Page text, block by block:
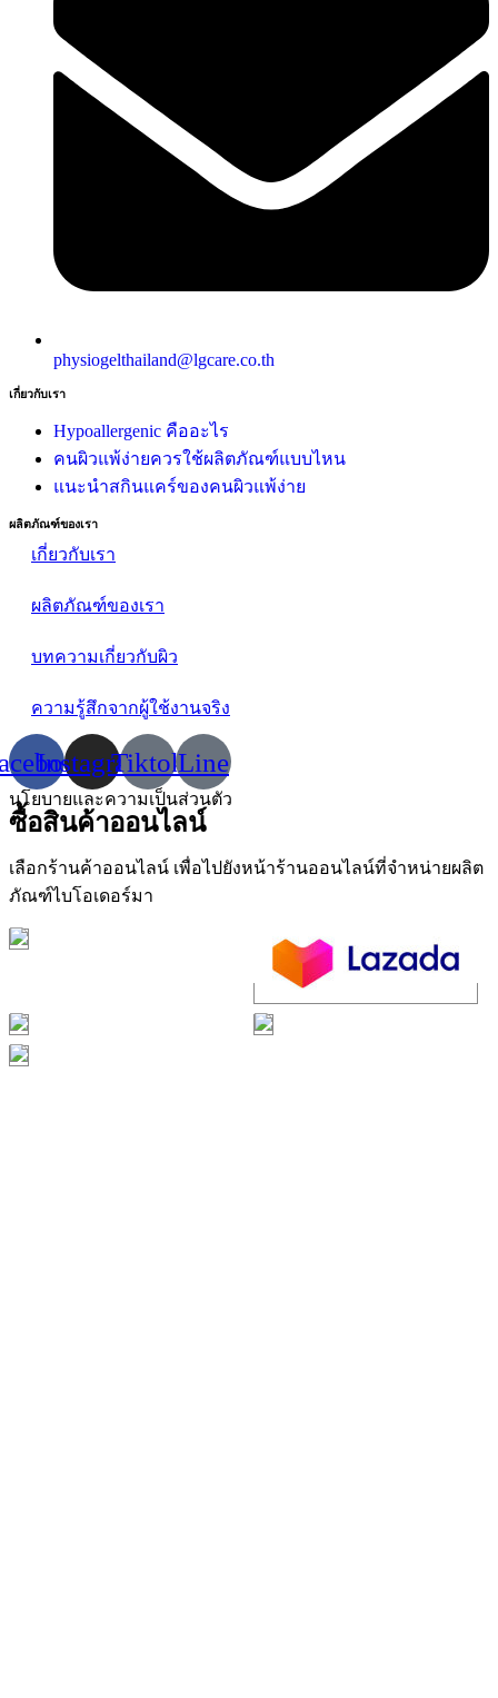
physiogelthailand@lgcare.co.th
เกี่ยวกับเรา
Hypoallergenic คืออะไร
คนผิวแพ้ง่ายควรใช้ผลิตภัณฑ์แบบไหน
แนะนำสกินแคร์ของคนผิวแพ้ง่าย
ผลิตภัณฑ์ของเรา
เกี่ยวกับเรา
ผลิตภัณฑ์ของเรา
บทความเกี่ยวกับผิว
ความรู้สึกจากผู้ใช้งานจริง
InstagramTiktokLine
นโยบายและความเป็นส่วนตัว
ซื้อสินค้าออนไลน์
เลือกร้านค้าออนไลน์ เพื่อไปยังหน้าร้านออนไลน์ที่จำหน่ายผลิต
ภัณฑ์ไบโอเดอร์มา